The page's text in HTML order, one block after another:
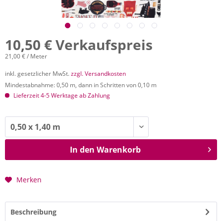
10,50 € Verkaufspreis
21,00 € / Meter
inkl. gesetzlicher MwSt.zzgl. Versandkosten
Mindestabnahme: 0,50 m, dann in Schritten von 0,10 m
Lieferzeit 4-5 Werktage ab Zahlung
In den Warenkorb
Merken
Beschreibung